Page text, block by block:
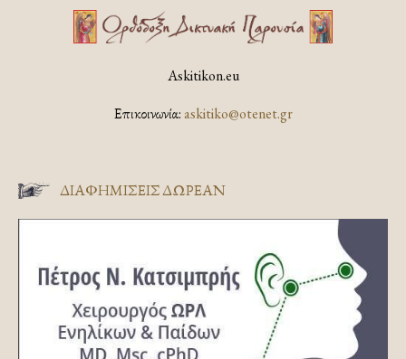
Askitikon.eu
Επικοινωνία:askitiko@otenet.gr
ΔΙΑΦΗΜΊΣΕΙΣ ΔΩΡΕΆΝ